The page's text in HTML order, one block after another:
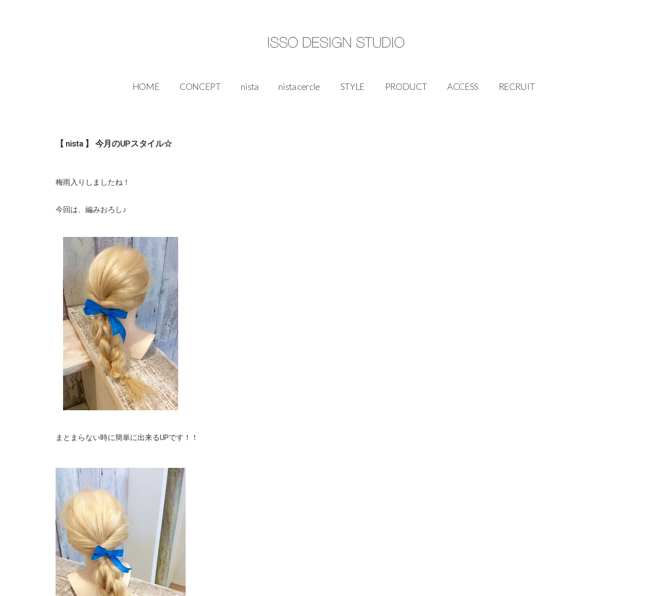
HOME CONCEPT nista nista cercle STYLE PRODUCT ACCESS RECRUIT
【 nista 】 今月のUPスタイル☆
梅雨入りしましたね！
今回は、編みおろし♪
まとまらない時に簡単に出来るUPです！！